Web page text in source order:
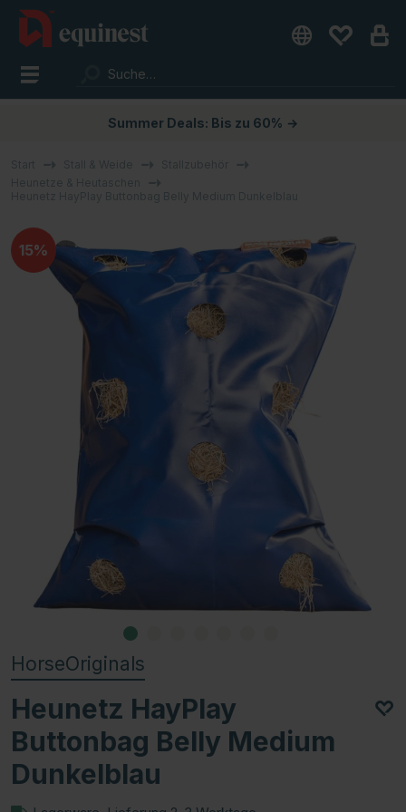
Summer Deals: Bis zu 60% →
15
HorseOriginals
Heunetz HayPlay
Buttonbag Belly Medium
Dunkelblau